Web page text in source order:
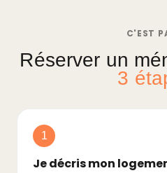
C'EST
Réserver un
3
1
Je décris mon